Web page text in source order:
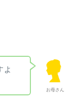
お母さん
よ